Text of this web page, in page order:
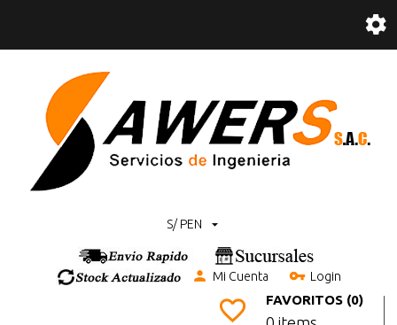
S/ PEN
Mi Cuenta Login
FAVORITOS (0)